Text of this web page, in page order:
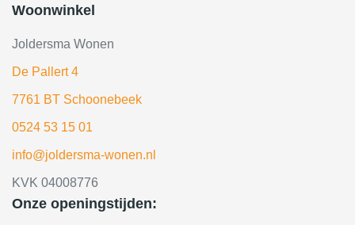
Woonwinkel
Joldersma Wonen
De Pallert 4
7761 BT Schoonebeek
0524 53 15 01
info@joldersma-wonen.nl
KVK 04008776
Onze openingstijden: